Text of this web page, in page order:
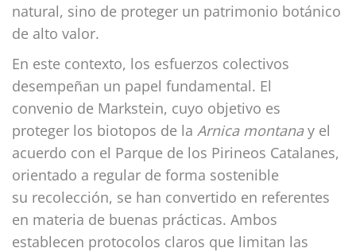
natural, sino de proteger un patrimonio botánico
de alto valor.
En este contexto, los esfuerzos colectivos
desempeñan un papel fundamental. El
convenio de Markstein, cuyo objetivo es
proteger los biotopos de la Arnica montanay el
acuerdo con el Parque de los Pirineos Catalanes,
orientado a regular de forma sostenible
su recolección, se han convertido en referentes
en materia de buenas prácticas. Ambos
establecen protocolos claros que limitan las